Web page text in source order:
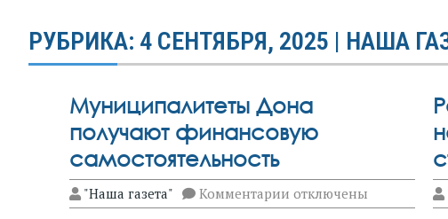
РУБРИКА: 4 СЕНТЯБРЯ, 2025 | НАША
Муниципалитеты Дона
получают финансовую
самостоятельность
"Наша газета" Комментариик
записи
отключены